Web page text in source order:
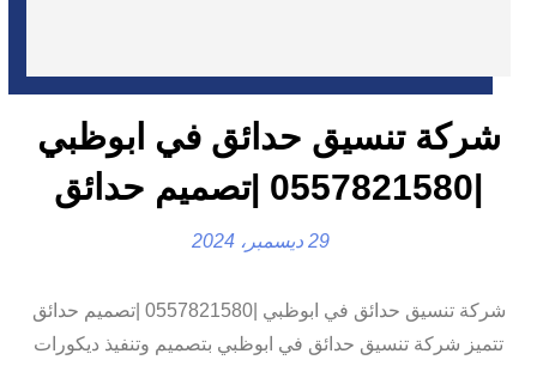
شركة تنسيق حدائق في ابوظبي
29 ديسمبر، 2024
شركة تنسيق حدائق في ابوظبي |0557821580 |تصميم حدائق
تتميز شركة تنسيق حدائق في ابوظبي بتصميم وتنفيذ ديكورات